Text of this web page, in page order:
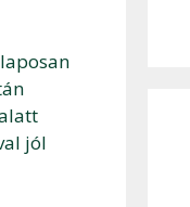
jól